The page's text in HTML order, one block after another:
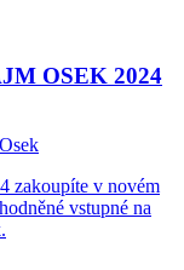
OSEK 2024
zakoupíte v novém
vstupné na